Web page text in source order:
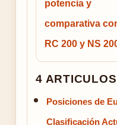
potencia y
comparativa
RC 200 y NS
4
Posiciones de
Clasificación